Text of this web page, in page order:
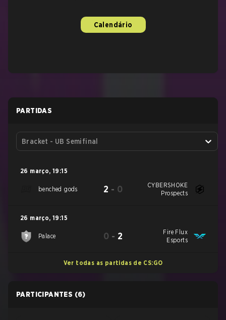
Calendário
PARTIDAS
Bracket - UB Semifinal
26 março, 19:15
benched gods 2 - 0
CYBERSHOKE
Prospects
26 março, 19:15
Palace 0 - 2
Fire Flux
Esports
Ver todas as partidas de CS:GO
PARTICIPANTES (6)